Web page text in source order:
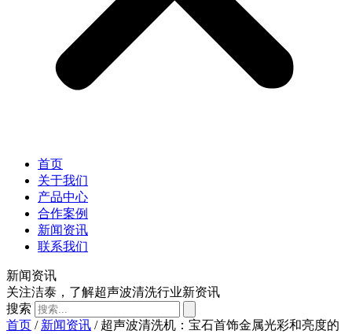
首页
关于我们
产品中心
合作案例
新闻资讯
联系我们
新闻资讯
关注洁泰，了解超声波清洗行业新资讯
搜索
首页 / 新闻资讯 / 超声波清洗机：宝石首饰金属光彩和亮度的